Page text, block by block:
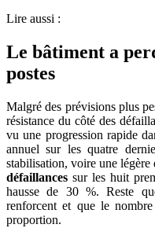
Lire aussi :
Le bâtiment a
postes
Malgré des prévisions plus
résistance du côté des
vu une progression rapide
annuel sur les quatre
stabilisation, voire une légère
défaillancessur les huit
hausse de 30 %. Reste
renforcent et que le nombre
proportion.